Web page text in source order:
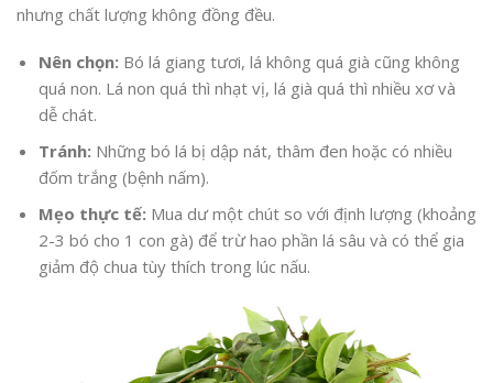
nhưng chất lượng không đồng đều.
Nên chọn: Bó lá giang tươi, lá không quá già cũng không
quá non. Lá non quá thì nhạt vị, lá già quá thì nhiều xơ và
dễ chát.
Tránh: Những bó lá bị dập nát, thâm đen hoặc có nhiều
đốm trắng (bệnh nấm).
Mẹo thực tế: Mua dư một chút so với định lượng (khoảng
2-3 bó cho 1 con gà) để trừ hao phần lá sâu và có thể gia
giảm độ chua tùy thích trong lúc nấu.